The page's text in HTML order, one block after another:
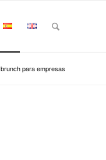
brunch para empresas